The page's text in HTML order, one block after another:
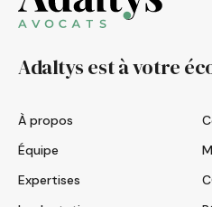
Adaltys est à votre
À propos
Équipe
Expertises